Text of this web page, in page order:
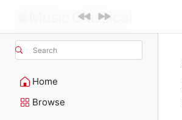
Search
Home
Browse